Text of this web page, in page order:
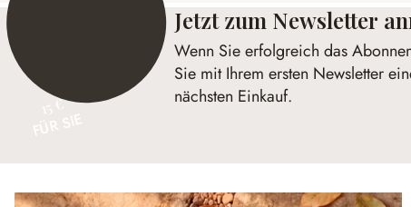
15 €
Jetzt zum Newsletter
Wenn Sie erfolgreich das
Sie mit Ihrem ersten Newsletter
nächsten Einkauf.